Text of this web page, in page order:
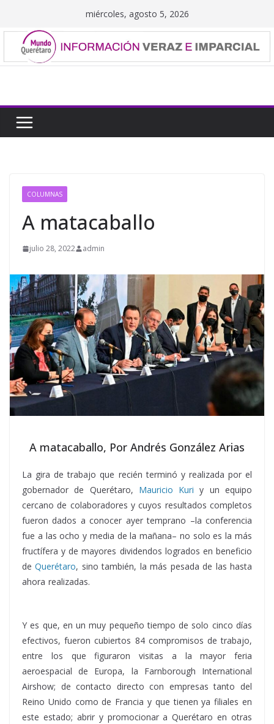
contenido
miércoles, agosto 5, 2026
COLUMNAS
A matacaballo
julio 28, 2022 admin
A matacaballo, Por Andrés González Arias
La gira de trabajo que recién terminó y realizada por el
gobernador de Querétaro, Mauricio Kuri y un equipo
cercano de colaboradores y cuyos resultados completos
fueron dados a conocer ayer temprano –la conferencia
fue a las ocho y media de la mañana– no solo es la más
fructífera y de mayores dividendos logrados en beneficio
deQuerétaro, sino también, la más pesada de las hasta
ahora realizadas.
Y es que, en un muy pequeño tiempo de solo cinco días
efectivos, fueron cubiertos 84 compromisos de trabajo,
entre los que figuraron visitas a la mayor feria
aeroespacial de Europa, la Farnborough International
Airshow; de contacto directo con empresas tanto del
Reino Unido como de Francia y que tienen ya filiales en
este estado; abrir y promocionar a Querétaro en otras